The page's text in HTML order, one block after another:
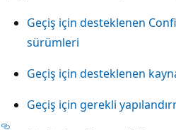
Geçiş için desteklenen
sürümleri
Geçiş için desteklenen
Geçiş için gerekli